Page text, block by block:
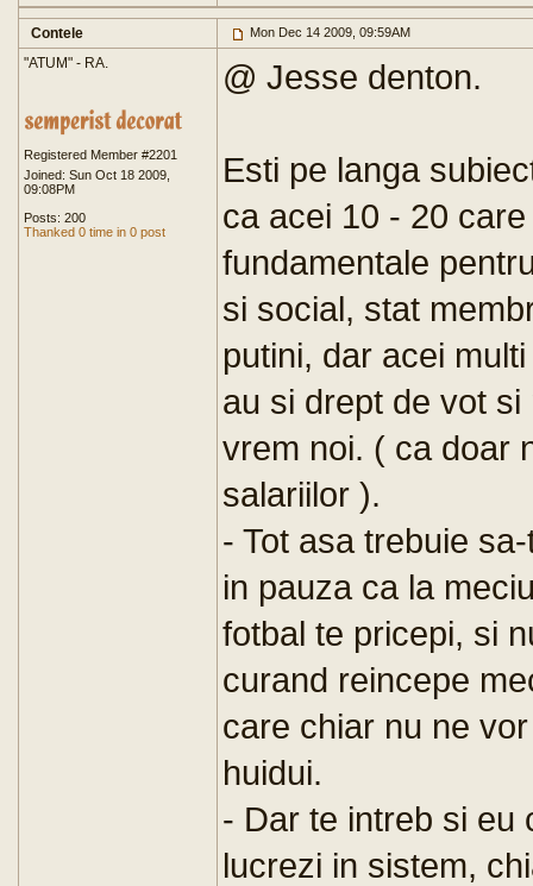
Contele Mon Dec 14 2009, 09:59AM
"ATUM" - RA.
Registered Member #2201
Joined: Sun Oct 18 2009,
09:08PM
Posts: 200
Thanked 0 time in 0 post
@ Jesse denton.
Esti pe langa
ca acei 10 - 20
fundamentale
si social, stat
putini, dar acei
au si drept de vot
vrem noi. ( ca doar
salariilor ).
- Tot asa trebuie
in pauza ca la
fotbal te pricepi, si
curand reincepe
care chiar nu ne
huidui.
- Dar te intreb si eu
lucrezi in sistem,